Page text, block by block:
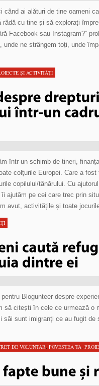
când ai alături de tine oameni
cu tine și să explorați
Facebook sau Instagram?”
ne strângem toți, unde
ŞI ACTIVITĂŢI
într-un schimb de tineri,
colțurile Europei. Care a
copilului/tânărului. Cu
ajutăm pe cei care trec prin
avut, activitățile și toate
Blogunteer despre
să citești în cele ce urmează o
săi sunt imigranți ce au fugit
DE VOLUNTAR, POVESTEA TA,